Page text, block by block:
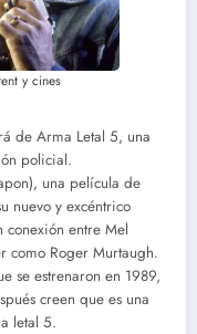
y cines
de Arma Letal 5, una
policial.
una película de
nuevo y excéntrico
entre Mel
como Roger Murtaugh.
se estrenaron en 1989,
creen que es una
letal 5.